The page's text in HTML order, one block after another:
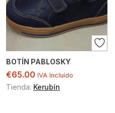
BOTÍN PABLOSKY
€65.00 IVA Incluído
Tienda: Kerubín